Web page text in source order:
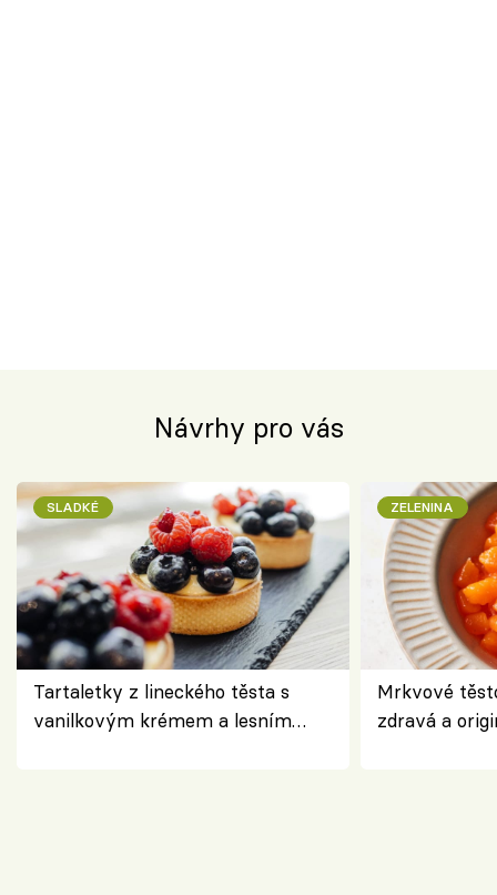
Návrhy pro vás
SLADKÉ
Tartaletky z lineckého těsta s
vanilkovým krémem a lesním
ZELENINA
Mrkvové
zdravá a